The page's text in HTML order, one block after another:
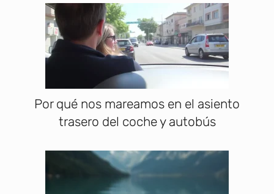
Por qué nos mareamos en el asiento
trasero del coche y autobús